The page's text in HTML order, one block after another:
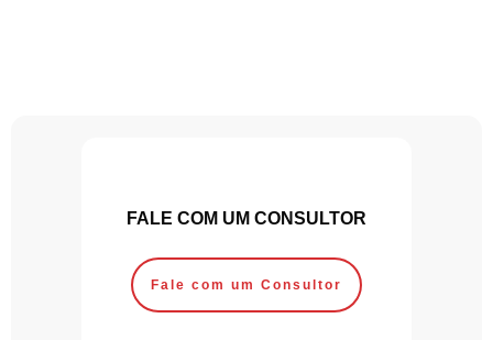
FALE COM UM CONSULTOR
Fale com um Consultor